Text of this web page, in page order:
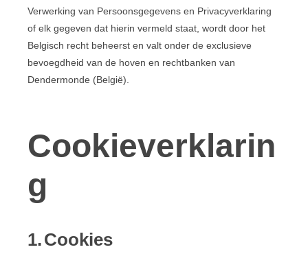
Verwerking van Persoonsgegevens en Privacyverklaring
of elk gegeven dat hierin vermeld staat, wordt door het
Belgisch recht beheerst en valt onder de exclusieve
bevoegdheid van de hoven en rechtbanken van
Dendermonde (België).
Cookieverklarin
g
1.Cookies